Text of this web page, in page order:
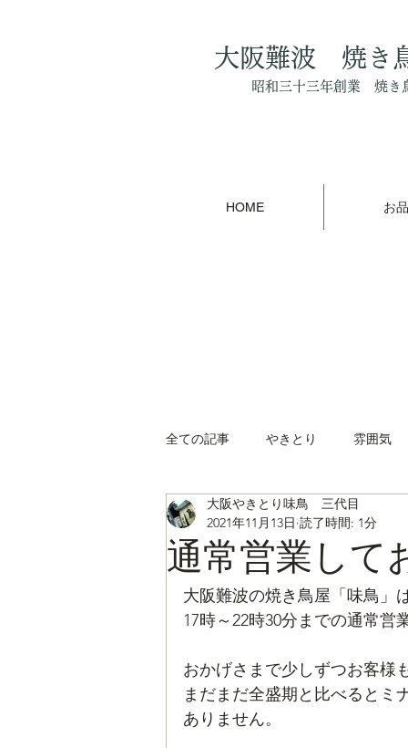
大阪難波 焼き
昭和三十三年創業 焼き
全ての記事 やきとり 雰囲気
通常営業して
大阪やきとり味鳥 三代目
2021年11月13日 読了時間: 1分
大阪難波の焼き鳥屋「味鳥」
17時～22時30分までの通常営
おかげさまで少しずつお客様
まだまだ全盛期と比べるとミ
ありません。
HOME お